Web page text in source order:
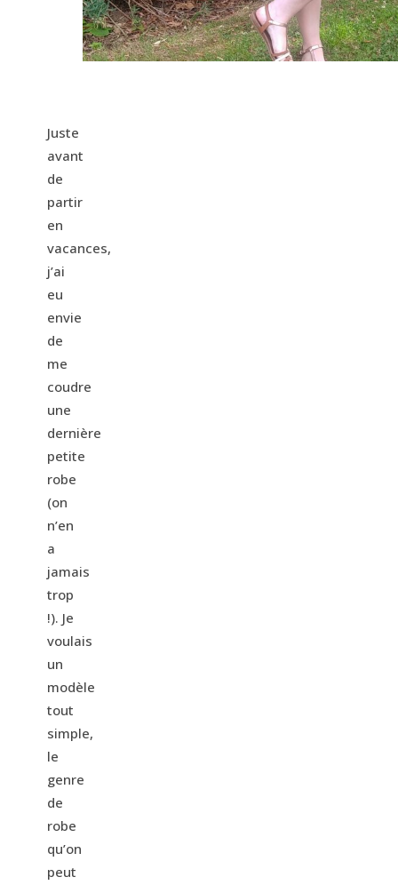
Juste
avant
de
partir
en
vacances,
j’ai
eu
envie
de
me
coudre
une
dernière
petite
robe
(on
n’en
a
jamais
trop
!). Je
voulais
un
modèle
tout
simple,
le
genre
de
robe
qu’on
peut